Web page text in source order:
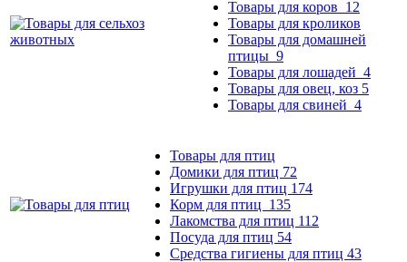
Товары для коров 12
Товары для кроликов
Товары для домашней
птицы 9
Товары для лошадей 4
Товары для овец, коз 5
Товары для свиней 4
Товары для птиц
Домики для птиц 72
Игрушки для птиц 174
Корм для птиц 135
Лакомства для птиц 112
Посуда для птиц 54
Средства гигиены для птиц 43